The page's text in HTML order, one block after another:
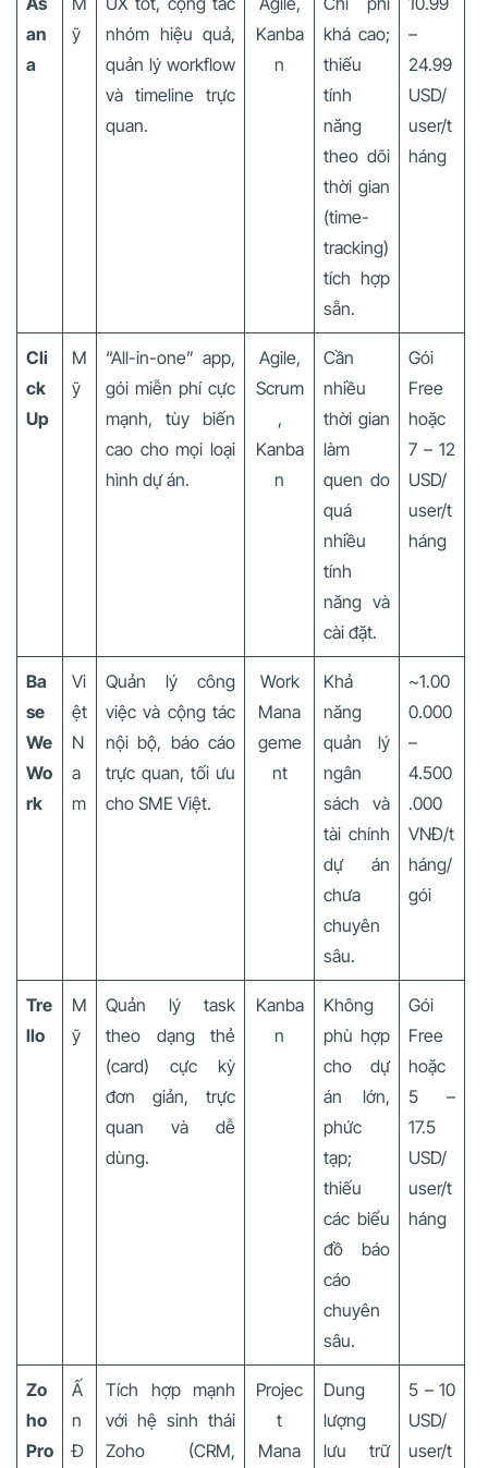
an
a
ỹ
nhóm hiệu quả,
quản lý workflow
và timeline trực
quan.
Kanba
n
khá cao;
thiếu
tính
năng
theo dõi
thời gian
(time-
tracking)
tích hợp
sẵn.
–
24.99
USD/
user/t
háng
Cli
ck
Up
M
ỹ
“All-in-one” app,
gói miễn phí cực
mạnh, tùy biến
cao cho mọi loại
hình dự án.
Agile,
Scrum
,
Kanba
n
Cần
nhiều
thời gian
làm
quen do
quá
nhiều
tính
năng và
cài đặt.
Gói
Free
hoặc
7 – 12
USD/
user/t
háng
Ba
se
We
Wo
rk
Vi
ệt
N
a
m
Quản lý công
việc và cộng tác
nội bộ, báo cáo
trực quan, tối ưu
cho SME Việt.
Work
Mana
geme
nt
Khả
năng
quản lý
ngân
sách và
tài chính
dự án
chưa
chuyên
sâu.
~1.00
0.000
–
4.500
.000
VNĐ/t
háng/
gói
Tre
llo
M
ỹ
Quản lý task
theo dạng thẻ
(card) cực kỳ
đơn giản, trực
quan và dễ
dùng.
Kanba
n
Không
phù hợp
cho dự
án lớn,
phức
tạp;
thiếu
các biểu
đồ báo
cáo
chuyên
sâu.
Gói
Free
hoặc
5 –
17.5
USD/
user/t
háng
Zo
ho
Pro
Ấ
n
Đ
Tích hợp mạnh
với hệ sinh thái
Zoho (CRM,
Projec
t
Mana
Dung
lượng
lưu trữ
5 – 10
USD/
user/t